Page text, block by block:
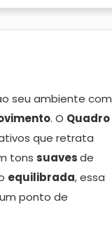
seu ambiente com
. O Quadro
que retrata
tons suavesde
equilibrada, essa
ponto de